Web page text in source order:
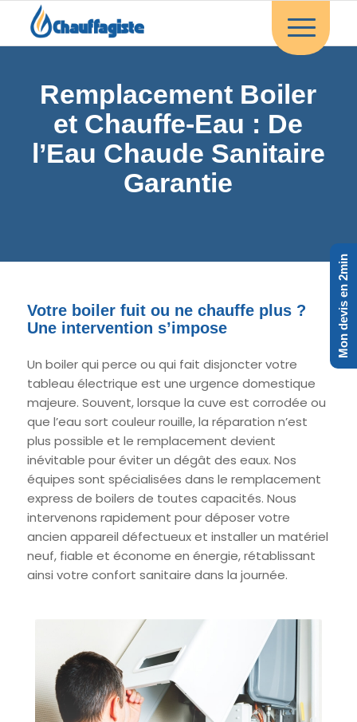
Remplacement Boiler
et Chauffe-Eau : De
l’Eau Chaude Sanitaire
Garantie
Votre boiler fuit ou ne chauffe plus ?
Une intervention s’impose
Un boiler qui perce ou qui fait disjoncter votre
tableau électrique est une urgence domestique
majeure. Souvent, lorsque la cuve est corrodée ou
que l’eau sort couleur rouille, la réparation n’est
plus possible et le remplacement devient
inévitable pour éviter un dégât des eaux. Nos
équipes sont spécialisées dans le remplacement
express de boilers de toutes capacités. Nous
intervenons rapidement pour déposer votre
ancien appareil défectueux et installer un matériel
neuf, fiable et économe en énergie, rétablissant
ainsi votre confort sanitaire dans la journée.
Mon devis en 2min